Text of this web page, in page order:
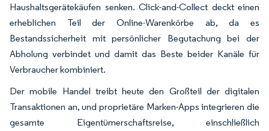
Haushaltsgerätekäufen senken. Click-and-Collect deckt einen
erheblichen Teil der Online-Warenkörbe ab, da es
Bestandssicherheit mit persönlicher Begutachung bei der
Abholung verbindet und damit das Beste beider Kanäle für
Verbraucher kombiniert.
Der mobile Handel treibt heute den Großteil der digitalen
Transaktionen an, und proprietäre Marken-Apps integrieren die
gesamte Eigentümerschaftsreise, einschließlich